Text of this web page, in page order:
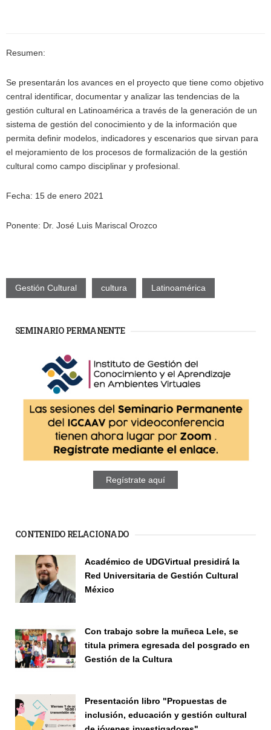
Resumen:
Se presentarán los avances en el proyecto que tiene como objetivo
central identificar, documentar y analizar las tendencias de la
gestión cultural en Latinoamérica a través de la generación de un
sistema de gestión del conocimiento y de la información que
permita definir modelos, indicadores y escenarios que sirvan para
el mejoramiento de los procesos de formalización de la gestión
cultural como campo disciplinar y profesional.
Fecha: 15 de enero 2021
Ponente: Dr. José Luis Mariscal Orozco
Gestión Cultural cultura Latinoamérica
SEMINARIO PERMANENTE
Regístrate aquí
CONTENIDO RELACIONADO
Académico de UDGVirtual presidirá la
Red Universitaria de Gestión Cultural
México
Con trabajo sobre la muñeca Lele, se
titula primera egresada del posgrado en
Gestión de la Cultura
Presentación libro "Propuestas de
inclusión, educación y gestión cultural
Páginas